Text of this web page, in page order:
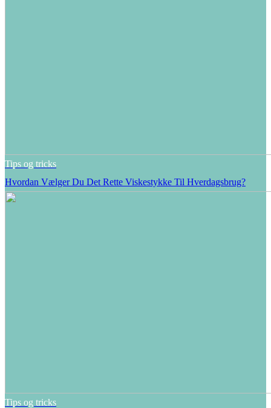
Tips og tricks
Hvordan Vælger Du Det Rette Viskestykke Til Hverdagsbrug?
Tips og tricks